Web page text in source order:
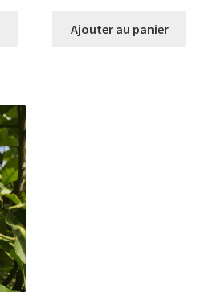
Ajouter au panier